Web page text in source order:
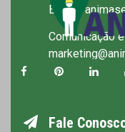
E-mail:
Comunicação
Fale